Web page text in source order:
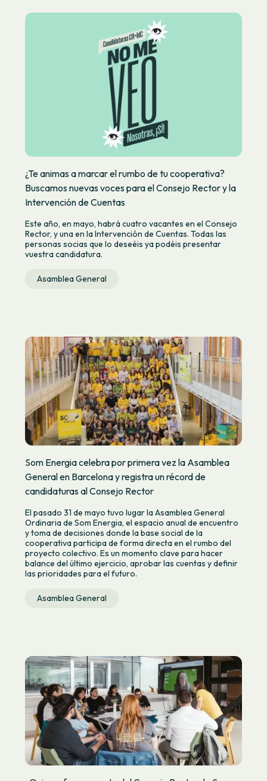
¿Te animas a marcar el rumbo de tu cooperativa?
Buscamos nuevas voces para el Consejo Rector y la
Intervención de Cuentas
Este año, en mayo, habrá cuatro vacantes en el Consejo
Rector, y una en la Intervención de Cuentas. Todas las
personas socias que lo deseéis ya podéis presentar
vuestra candidatura.
Asamblea General
Som Energia celebra por primera vez la Asamblea
General en Barcelona y registra un récord de
candidaturas al Consejo Rector
El pasado 31 de mayo tuvo lugar la Asamblea General
Ordinaria de Som Energia, el espacio anual de encuentro
y toma de decisiones donde la base social de la
cooperativa participa de forma directa en el rumbo del
proyecto colectivo. Es un momento clave para hacer
balance del último ejercicio, aprobar las cuentas y definir
las prioridades para el futuro.
Asamblea General